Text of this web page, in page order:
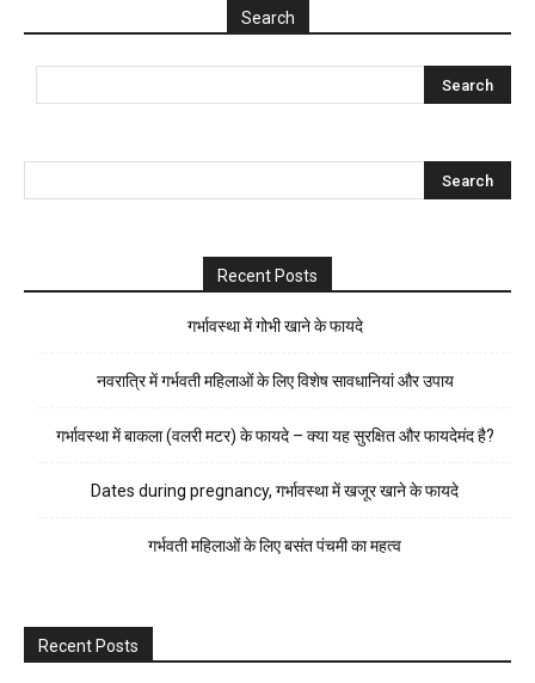
Search
Recent Posts
गर्भावस्था में गोभी खाने के फायदे
नवरात्रि में गर्भवती महिलाओं के लिए विशेष सावधानियां और उपाय
गर्भावस्था में बाकला (वलरी मटर) के फायदे – क्या यह सुरक्षित और फायदेमंद है?
Dates during pregnancy, गर्भावस्था में खजूर खाने के फायदे
गर्भवती महिलाओं के लिए बसंत पंचमी का महत्व
Recent Posts